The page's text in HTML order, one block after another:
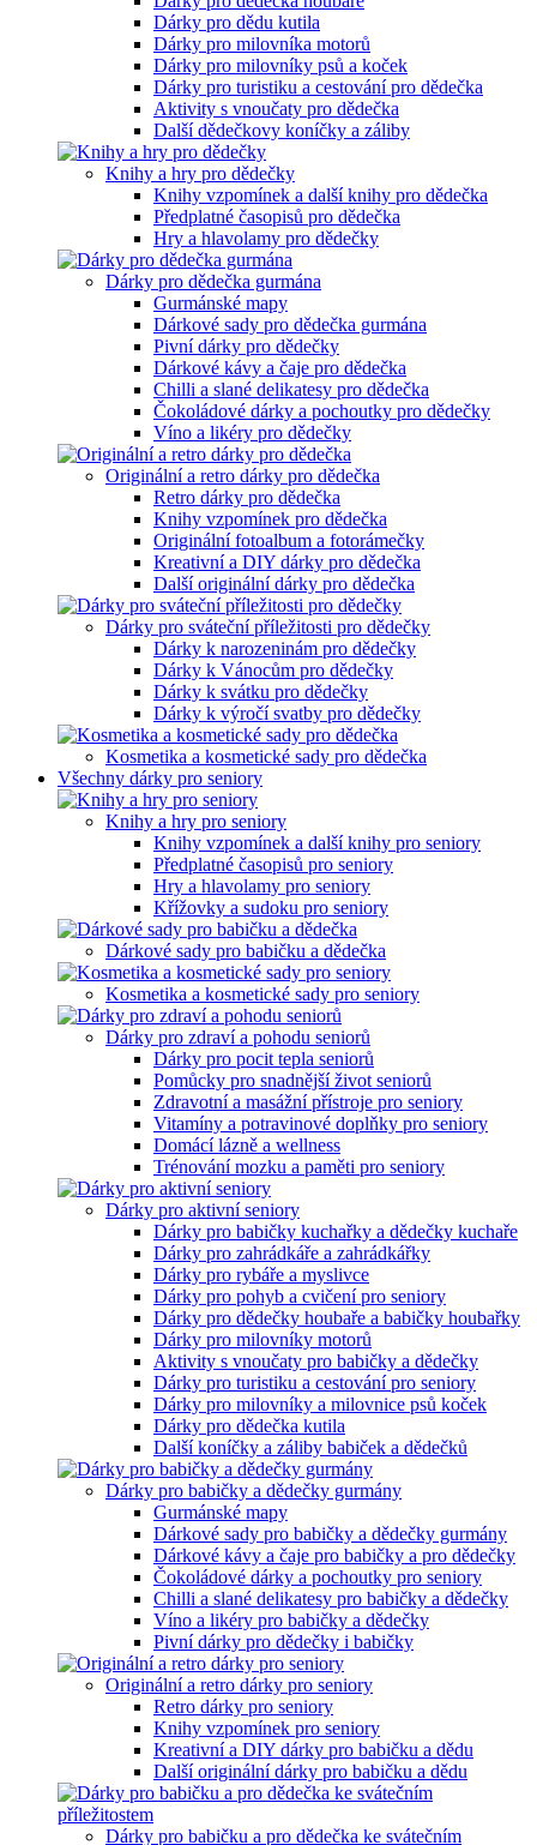
Dárky pro dědu kutila
Dárky pro milovníka motorů
Dárky pro milovníky psů a koček
Dárky pro turistiku a cestování pro dědečka
Aktivity s vnoučaty pro dědečka
Další dědečkovy koníčky a záliby
Knihy a hry pro dědečky
Knihy vzpomínek a další knihy pro dědečka
Předplatné časopisů pro dědečka
Hry a hlavolamy pro dědečky
Dárky pro dědečka gurmána
Gurmánské mapy
Dárkové sady pro dědečka gurmána
Pivní dárky pro dědečky
Dárkové kávy a čaje pro dědečka
Chilli a slané delikatesy pro dědečka
Čokoládové dárky a pochoutky pro dědečky
Víno a likéry pro dědečky
Originální a retro dárky pro dědečka
Retro dárky pro dědečka
Knihy vzpomínek pro dědečka
Originální fotoalbum a fotorámečky
Kreativní a DIY dárky pro dědečka
Další originální dárky pro dědečka
Dárky pro sváteční příležitosti pro dědečky
Dárky k narozeninám pro dědečky
Dárky k Vánocům pro dědečky
Dárky k svátku pro dědečky
Dárky k výročí svatby pro dědečky
Kosmetika a kosmetické sady pro dědečka
Všechny dárky pro seniory
Knihy a hry pro seniory
Knihy vzpomínek a další knihy pro seniory
Předplatné časopisů pro seniory
Hry a hlavolamy pro seniory
Křížovky a sudoku pro seniory
Dárkové sady pro babičku a dědečka
Kosmetika a kosmetické sady pro seniory
Dárky pro zdraví a pohodu seniorů
Dárky pro pocit tepla seniorů
Pomůcky pro snadnější život seniorů
Zdravotní a masážní přístroje pro seniory
Vitamíny a potravinové doplňky pro seniory
Domácí lázně a wellness
Trénování mozku a paměti pro seniory
Dárky pro aktivní seniory
Dárky pro babičky kuchařky a dědečky kuchaře
Dárky pro zahrádkáře a zahrádkářky
Dárky pro rybáře a myslivce
Dárky pro pohyb a cvičení pro seniory
Dárky pro dědečky houbaře a babičky houbařky
Dárky pro milovníky motorů
Aktivity s vnoučaty pro babičky a dědečky
Dárky pro turistiku a cestování pro seniory
Dárky pro milovníky a milovnice psů koček
Dárky pro dědečka kutila
Další koníčky a záliby babiček a dědečků
Dárky pro babičky a dědečky gurmány
Gurmánské mapy
Dárkové sady pro babičky a dědečky gurmány
Dárkové kávy a čaje pro babičky a pro dědečky
Čokoládové dárky a pochoutky pro seniory
Chilli a slané delikatesy pro babičky a dědečky
Víno a likéry pro babičky a dědečky
Pivní dárky pro dědečky i babičky
Originální a retro dárky pro seniory
Retro dárky pro seniory
Knihy vzpomínek pro seniory
Kreativní a DIY dárky pro babičku a dědu
Další originální dárky pro babičku a dědu
Dárky pro babičku a pro dědečka ke svátečním